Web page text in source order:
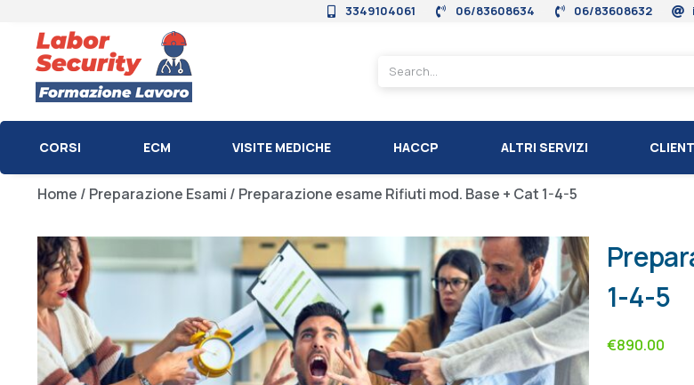
3349104061 06/83608634 06/83608632
CORSI ECM VISITE MEDICHE HACCP ALTRI SERVIZI
Home / Preparazione Esami / Preparazione esame Rifiuti mod. Base + Cat 1-4-5
1-4-5
€890.00